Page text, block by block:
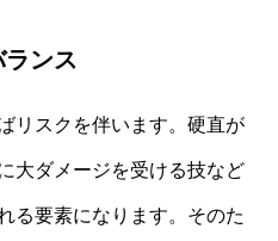
ランス
リスクを伴います。硬直が
大ダメージを受ける技など
る要素になります。そのた